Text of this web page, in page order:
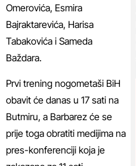
Omerovića, Esmira
Bajraktarevića, Harisa
Tabakovića i Sameda
Baždara.
Prvi trening nogometaši BiH
obavit će danas u 17 sati na
Butmiru, a Barbarez će se
prije toga obratiti medijima na
pres-konferenciji koja je